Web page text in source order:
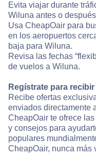
Evita viajar durante
Wiluna antes o
Usa CheapOair para
en los aeropuertos
baja para Wiluna.
Revisa las fechas
de vuelos a Wiluna.
Regístrate para
Recibe ofertas
enviados directamente
CheapOair te ofrece
y consejos para
populares
CheapOair, nunca más